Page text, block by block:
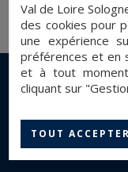
En savoir
DESCRIPTION
Val de Loire
des cookies pour
une expérience
préférences et en
et à tout
cliquant sur
TOUT ACCEPTER